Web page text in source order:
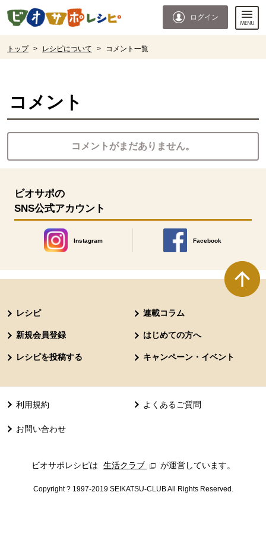
ページの先頭です。
ログイン
トップ > レシピについて > コメント一覧
コメント
コメントがまだありません。
ビオサポの
SNS公式アカウント
Instagram
別のウィンドウで開きます。
Facebook
別のウィンドウで開きます
レシピ 連載コラム
新規会員登録 はじめての方へ
レシピを投稿する キャンペーン・イベント
利用規約 よくあるご質問
お問い合わせ
ビオサポレシピは 生活クラブ 別のウィンドウで開きます。
が運営しています。
Copyright ? 1997-2019 SEIKATSU-CLUB All Rights Reserved.